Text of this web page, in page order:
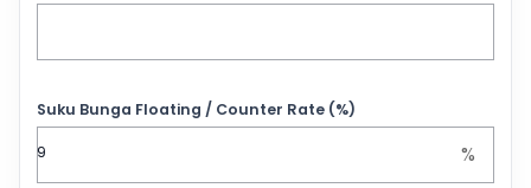
Suku Bunga Floating / Counter Rate (%)
%